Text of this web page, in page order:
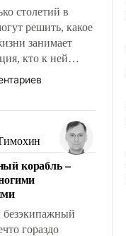
столетий в
решить, какое
занимает
кто к ней
а кого из неё
правом
от просто
людей. Иногда
эти вопросы
навсегда, но –
корабль –
безэкипажный
гораздо